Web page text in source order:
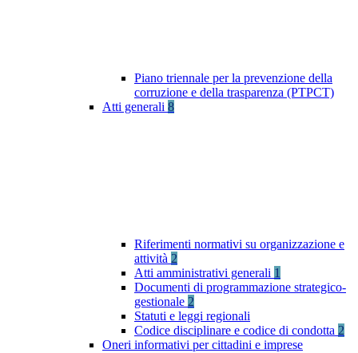
Piano triennale per la prevenzione della
corruzione e della trasparenza (PTPCT)
Atti generali 8
Riferimenti normativi su organizzazione e
attività 2
Atti amministrativi generali 1
Documenti di programmazione strategico-
gestionale 2
Statuti e leggi regionali
Codice disciplinare e codice di condotta 2
Oneri informativi per cittadini e imprese